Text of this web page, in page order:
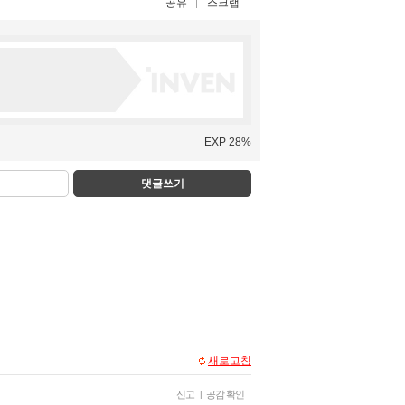
공유 스크랩
EXP 28%
댓글쓰기
새로고침
신고 | 공감 확인